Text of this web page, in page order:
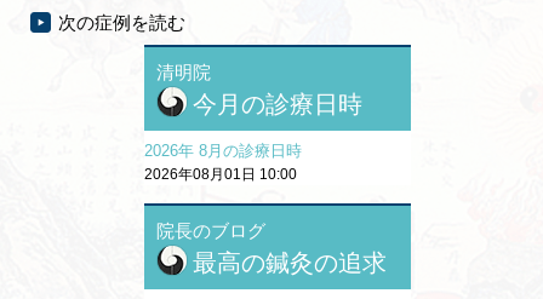
次の症例を読む
清明院
今月の診療日時
2026年 8月の診療日時
2026年08月01日 10:00
院長のブログ
最高の鍼灸の追求